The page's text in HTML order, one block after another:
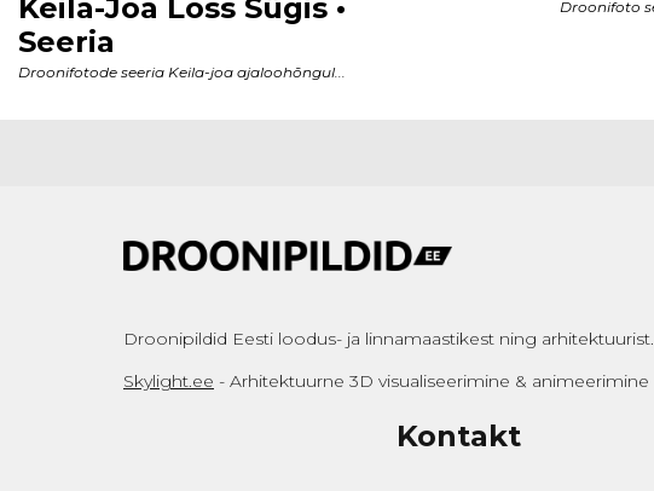
Droonipildid Eesti loodus- ja linnamaastikest ning arhitektuurist.
Skylight.ee - Arhitektuurne 3D visualiseerimine & animeerimine
Kontakt